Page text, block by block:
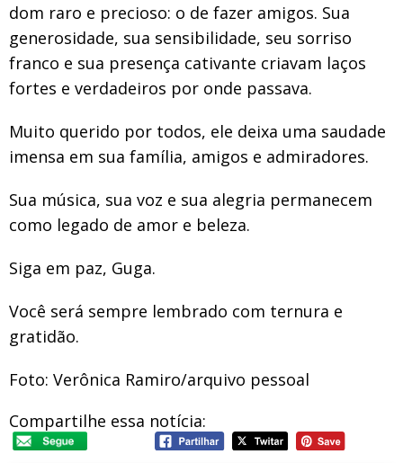
dom raro e precioso: o de fazer amigos. Sua
generosidade, sua sensibilidade, seu sorriso
franco e sua presença cativante criavam laços
fortes e verdadeiros por onde passava.
Muito querido por todos, ele deixa uma saudade
imensa em sua família, amigos e admiradores.
Sua música, sua voz e sua alegria permanecem
como legado de amor e beleza.
Siga em paz, Guga.
Você será sempre lembrado com ternura e
gratidão.
Foto: Verônica Ramiro/arquivo pessoal
Compartilhe essa notícia: